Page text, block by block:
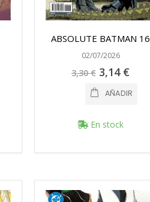
ABSOLUTE BATMAN 16
02/07/2026
3,30 € Precio
especial
3,14 €
AÑADIR
En stock